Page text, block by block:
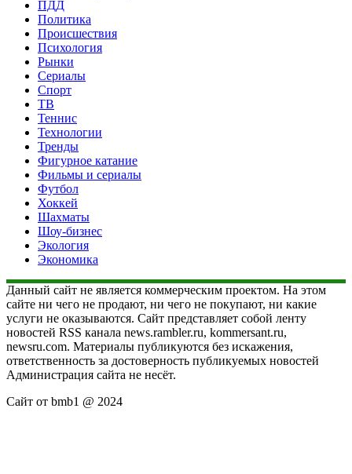
ПДД
Политика
Происшествия
Психология
Рынки
Сериалы
Спорт
ТВ
Теннис
Технологии
Тренды
Фигурное катание
Фильмы и сериалы
Футбол
Хоккей
Шахматы
Шоу-бизнес
Экология
Экономика
Данный сайт не является коммерческим проектом. На этом
сайте ни чего не продают, ни чего не покупают, ни какие
услуги не оказываются. Сайт представляет собой ленту
новостей RSS канала news.rambler.ru, kommersant.ru,
newsru.com. Материалы публикуются без искажения,
ответственность за достоверность публикуемых новостей
Администрация сайта не несёт.
Сайт от bmb1 @ 2024